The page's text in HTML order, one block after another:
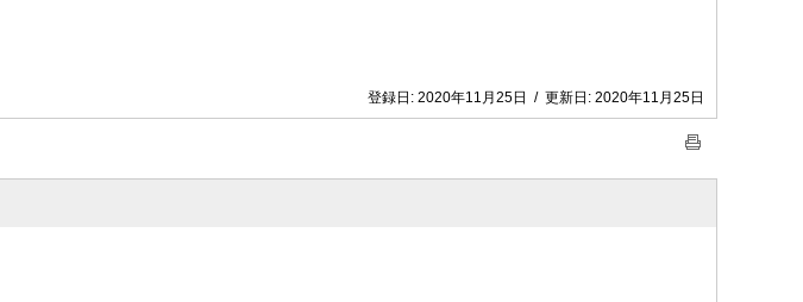
登録日: 2020年11月25日 / 更新日: 2020年11月25日